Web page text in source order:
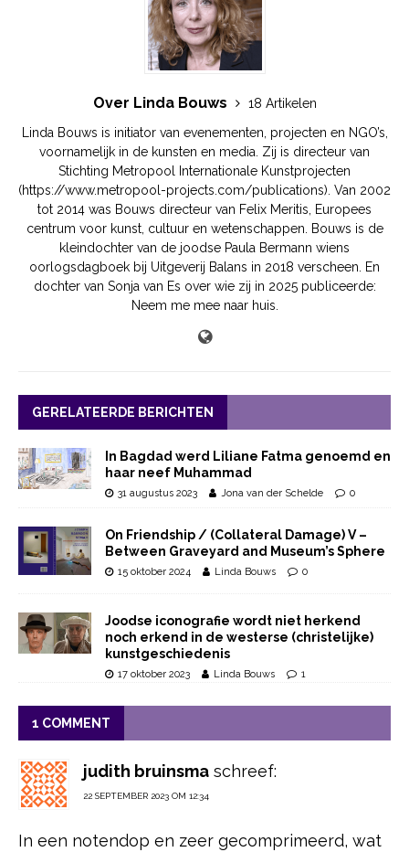
Over Linda Bouws
18 Artikelen
Linda Bouws is initiator van evenementen, projecten en NGO’s,
voornamelijk in de kunsten en media. Zij is directeur van
Stichting Metropool Internationale Kunstprojecten
(https://www.metropool-projects.com/publications). Van 2002
tot 2014 was Bouws directeur van Felix Meritis, Europees
centrum voor kunst, cultuur en wetenschappen. Bouws is de
kleindochter van de joodse Paula Bermann wiens
oorlogsdagboek bij Uitgeverij Balans in 2018 verscheen. En
dochter van Sonja van Es over wie zij in 2025 publiceerde:
Neem me mee naar huis.
GERELATEERDE BERICHTEN
In Bagdad werd Liliane Fatma genoemd en
haar neef Muhammad
31 augustus 2023 Jona van der Schelde 0
On Friendship / (Collateral Damage) V –
Between Graveyard and Museum’s Sphere
15 oktober 2024 Linda Bouws 0
Joodse iconografie wordt niet herkend
noch erkend in de westerse (christelijke)
kunstgeschiedenis
17 oktober 2023 Linda Bouws 1
1 COMMENT
judith bruinsma schreef:
22 SEPTEMBER 2023 OM 12:34
In een notendop en zeer gecomprimeerd, wat